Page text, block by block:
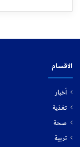
الاقسام
أخبار
تغذية
صحة
تربية